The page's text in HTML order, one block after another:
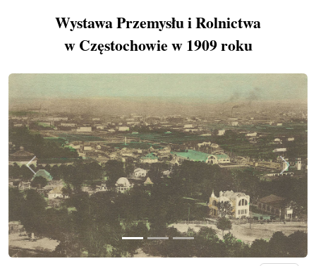
Wystawa Przemysłu i Rolnictwa
w Częstochowie w 1909 roku
Previous Next